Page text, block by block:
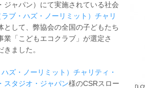
ジャパン）にて実施されている社会
ブ・ハズ・ノーリミット）チャリ
として、弊協会の全国の子どもたち
「こどもエコクラブ」が選定さ
ました。
ズ・ノーリミット）チャリティ・
スタジオ・ジャパン様のCSRスロー